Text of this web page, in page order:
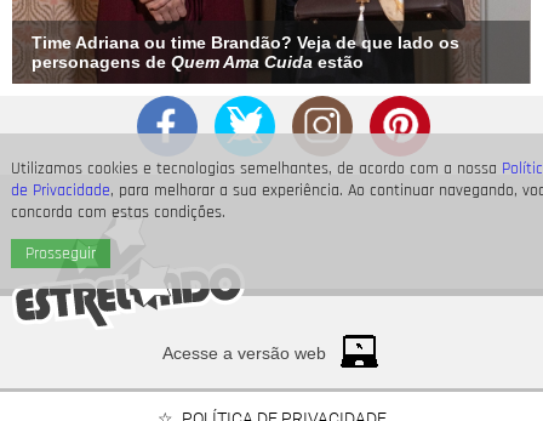
Utilizamos cookies e tecnologias semelhantes, de acordo com a nossa
de Privacidade, para melhorar a sua experiência. Ao continuar navegando,
concorda com estas condições.
Prosseguir
Time Adriana ou time Brandão? Veja de que lado os
personagens de Quem Ama Cuida estão
Acesse a versão web